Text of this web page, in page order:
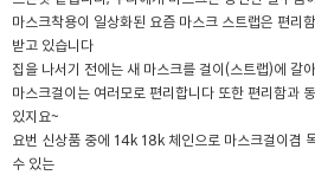
마스크착용이 일상화된 요즘 마스크 스트랩은 편리
받고 있습니다
집을 나서기 전에는 새 마스크를 걸이(스트랩)에 갈
마스크걸이는 여러모로 편리합니다 또한 편리함과
있지요~
요번 신상품 중에 14k 18k 체인으로 마스크걸이겸
수 있는